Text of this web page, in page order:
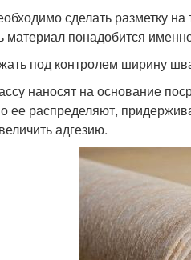
сделать разметку
материал понадобится
под контролем ширину
наносят на основание
ее распределяют,
адгезию.